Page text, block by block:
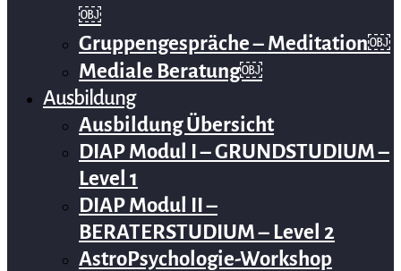
￼
Gruppengespräche – Meditation￼
Mediale Beratung￼
Ausbildung
Ausbildung Übersicht
DIAP Modul I – GRUNDSTUDIUM –
Level 1
DIAP Modul II –
BERATERSTUDIUM – Level 2
AstroPsychologie-Workshop